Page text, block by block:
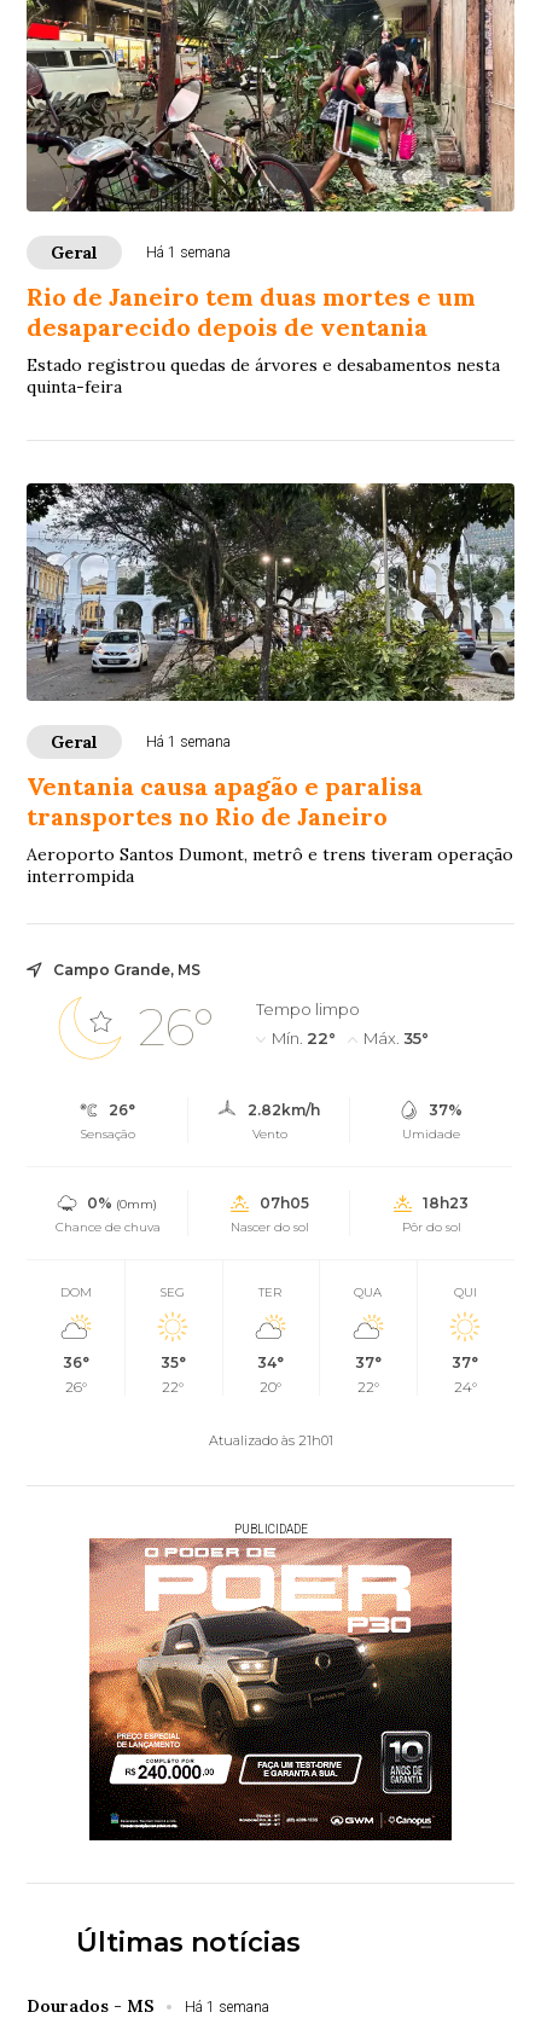
Geral Há 1 semana
Rio de Janeiro tem duas mortes e um
desaparecido depois de ventania
Estado registrou quedas de árvores e desabamentos nesta
quinta-feira
Geral Há 1 semana
Ventania causa apagão e paralisa
transportes no Rio de Janeiro
Aeroporto Santos Dumont, metrô e trens tiveram operação
interrompida
Campo Grande, MS
26°
Tempo limpo
Mín. 22° Máx. 35°
26°
Sensação
2.82km/h
Vento
37%
Umidade
0% (0mm)
Chance de chuva
07h05
Nascer do sol
18h23
Pôr do sol
DOM
36°
26°
SEG
35°
22°
TER
34°
20°
QUA
37°
22°
QUI
37°
24°
Atualizado às 21h01
PUBLICIDADE
Últimas notícias
Dourados - MS Há 1 semana